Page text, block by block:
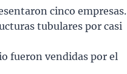
cinco empresas.
tubulares por casi
fueron vendidas por el